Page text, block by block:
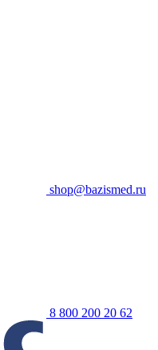
shop@bazismed.ru
8 800 200 20 62